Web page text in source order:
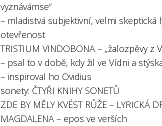
vyznávámse“
– mladistvá subjektivní, velmi skeptická
otevřenost
TRISTIUM VINDOBONA – „žalozpěvy z
– psal to v době, kdy žil ve Vídni a
– inspiroval ho Ovidius
sonety: ČTYŘI KNIHY SONETŮ
ZDE BY MĚLY KVÉST RŮŽE – LYRICKÁ
MAGDALENA – epos ve verších